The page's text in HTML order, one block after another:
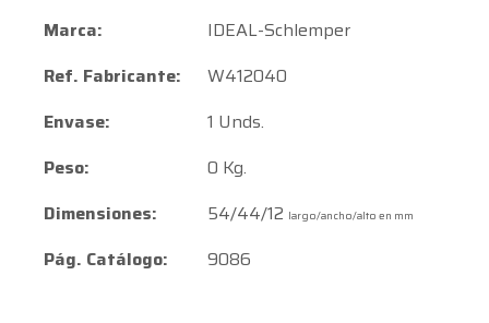
Marca:
IDEAL-Schlemper
Ref. Fabricante:
W412040
Envase:
1 Unds.
Peso:
0 Kg.
Dimensiones:
54/44/12 largo/ancho/alto en mm
Pág. Catálogo: 9086